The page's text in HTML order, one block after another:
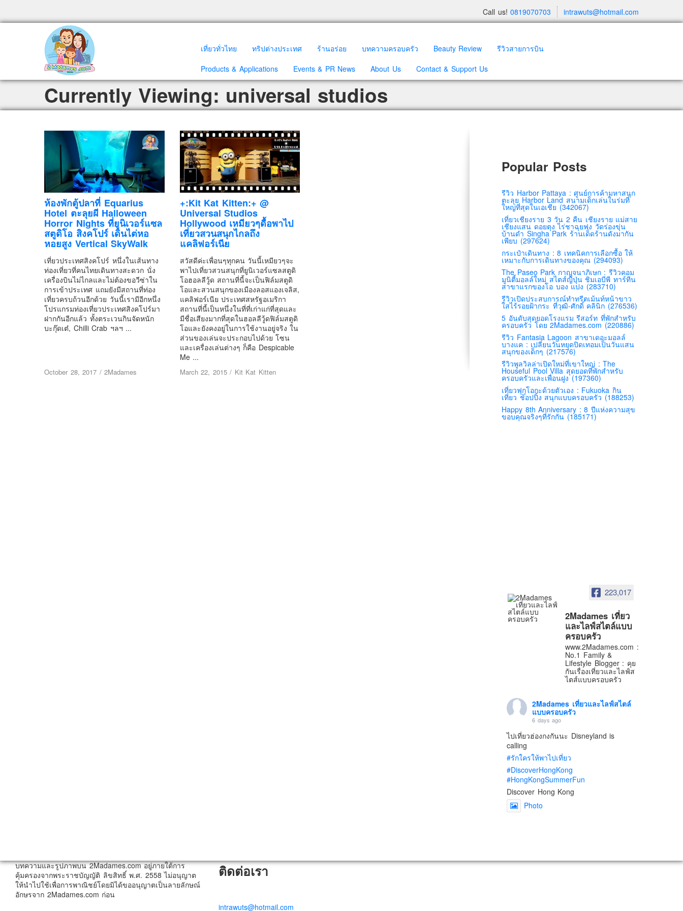
intrawuts@hotmail.com
Call us! 0819070703
เที่ยวทั่วไทย ทริปต่างประเทศ ร้านอร่อย บทความครอบครัว Beauty Review
รีวิวสายการบิน
Products & Applications
Events & PR News About Us Contact & Support Us
Currently Viewing: universal studios
ห้องพักตู้ปลาที่ Equarius
Hotel ตะลุยผี Halloween
Horror Nights ที่ยูนิเวอร์แซล
สตูดิโอ สิงคโปร์ เดินไต่หอ
หอยสูง Vertical SkyWalk
เที่ยวประเทศสิงคโปร์ หนึ่งในเส้นทาง
ท่องเที่ยวที่คนไทยเดินทางสะดวก นั่ง
เครื่องบินไม่ไกลและไม่ต้องขอวีซ่าใน
การเข้าประเทศ แถมยังมีสถานที่ท่อง
เที่ยวครบถ้วนอีกด้วย วันนี้เรามีอีกหนึ่ง
โปรแกรมท่องเที่ยวประเทศสิงคโปร์มา
ฝากกันอีกแล้ว ทั้งตระเวนกินจัดหนัก
บะกุ๊ดเต๋, Chilli Crab ฯลฯ ...
October 28, 2017 / 2Madames
+:Kit Kat Kitten:+ @
Universal Studios
Hollywood เหมียวๆดื้อพาไป
เที่ยวสวนสนุกไกลถึง
แคลิฟอร์เนีย
สวัสดีค่ะเพื่อนๆทุกคน วันนี้เหมียวๆจะ
พาไปเที่ยวสวนสนุกที่ยูนิเวอร์แซลสตูดิ
โอฮอลลีวู้ด สถานที่นี้จะเป็นฟิล์มสตูดิ
โอและสวนสนุกของเมืองลอสแองเจลิส,
แคลิฟอร์เนีย ประเทศสหรัฐอเมริกา
สถานที่นี้เป็นหนึ่งในที่ที่เก่าแก่ที่สุดและ
มีชื่อเสียงมากที่สุดในฮอลลีวู้ดฟิล์มสตูดิ
โอและยังคงอยู่ในการใช้งานอยู่จริง ใน
ส่วนของเล่นจะประกอบไปด้วย โซน
และเครื่องเล่นต่างๆ ก็คือ Despicable
Me ...
March 22, 2015/ Kit Kat Kitten
Popular Posts
รีวิว Harbor Pattaya : ศูนย์การค้ามหาสนุก
ตะลุย Harbor Land สนามเด็กเล่นในร่มที่
ใหญ่ที่สุดในเอเชีย (342067)
เที่ยวเชียงราย 3 วัน 2 คืน เชียงราย แม่สาย
เชียงแสน ดอยตุง ไร่ชาฉุยฟง วัดร่องขุ่น
บ้านดำ Singha Park ร้านเด็ดร้านดังมากัน
เพียบ (297624)
กระเป๋าเดินทาง : 8 เทคนิคการเลือกซื้อ ให้
เหมาะกับการเดินทางของคุณ (294093)
The Paseo Park กาญจนาภิเษก : รีวิวคอม
มูนิตี้มอลล์ใหม่ สไตส์ญี่ปุ่น ชิมเอบีพี ทาร์ทีน
สาขาแรกของโอ บอง แปง (283710)
รีวิวเปิดประสบการณ์ทำทรีตเม้นท์หน้าขาว
ใสไร้รอยฝ้ากระ ที่วุฒิ-ศักดิ์ คลินิก (276536)
5 อันดับสุดยอดโรงแรม รีสอร์ท ที่พักสำหรับ
ครอบครัว โดย 2Madames.com (220886)
รีวิว Fantasia Lagoon สาขาเดอะมอลล์
บางแค : เปลี่ยนวันหยุดปิดเทอมเป็นวันแสน
สนุกของเด็กๆ (217576)
รีวิวพูลวิลล่าเปิดใหม่ที่เขาใหญ่ : The
Houseful Pool Villa สุดยอดที่พักสำหรับ
ครอบครัวและเพื่อนฝูง (197360)
เที่ยวฟุกุโอกะด้วยตัวเอง : Fukuoka กิน
เที่ยว ช้อปปิ้ง สนุกแบบครอบครัว (188253)
Happy 8th Anniversary : 8 ปีแห่งความสุข
ขอบคุณจริงๆที่รักกัน (185171)
223,017
2Madames เที่ยว
และไลฟ์สไตล์แบบ
ครอบครัว
www.2Madames.com :
No.1 Family &
Lifestyle Blogger : คุย
กันเรื่องเที่ยวและไลฟ์ส
ไตส์แบบครอบครัว
2Madames เที่ยวและไลฟ์สไตล์
แบบครอบครัว
6 days ago
ไปเที่ยวฮ่องกงกันนะ Disneyland is
calling
#รักใครให้พาไปเที่ยว
#DiscoverHongKong
#HongKongSummerFun
Discover Hong Kong
Photo
แบบครอบครัว
บทความและรูปภาพบน 2Madames.com อยู่ภายใต้การ
คุ้มครองจากพระราชบัญญัติ ลิขสิทธิ์ พ.ศ. 2558 ไม่อนุญาต
ให้นำไปใช้เพื่อการพาณิชย์โดยมิได้ขออนุญาตเป็นลายลักษณ์
อักษรจาก 2Madames.com ก่อน
ติดต่อเรา
intrawuts@hotmail.com